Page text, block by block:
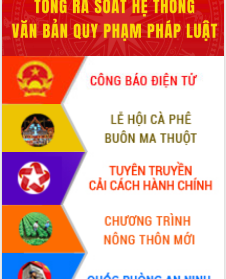
Tập huấn ứng dụng trí tuệ nhân tạo (AI)
trong thương mại điện tử năm 2026
Đoàn đại biểu Quốc hội tỉnh Đắk Lắk
trao đổi thông tin trước Kỳ họp thứ
nhất, Quốc hội khóa XVI
Quyết liệt cải cách hành chính, khơi
thông nguồn lực phát triển
Nâng cao hiệu lực, hiệu quả HĐND
tỉnh thông qua hiện đại hóa hành chính
Xã Ea Phê gắn cải cách hành chính với
chuyển đổi số
Phó Chủ tịch Thường trực UBND tỉnh
Hồ Thị Nguyên Thảo làm việc tại Trung
tâm Phục vụ hành chính công xã Ea
Xây dựng nền hành chính số đồng
hành cùng nông dân dân, doanh nghiệp
Giai đoạn 2026-2030, Đắk Lắk phấn
đấu có 77% xã đạt chuẩn nông thôn
Chuyển đổi số 'mở đường' cho nông
nghiệp Đắk Lắk tăng trưởng bứt phá
Triển khai đồng bộ đo đạc, lập hồ sơ
địa chính, hoàn thiện cơ sở dữ liệu đất
đai